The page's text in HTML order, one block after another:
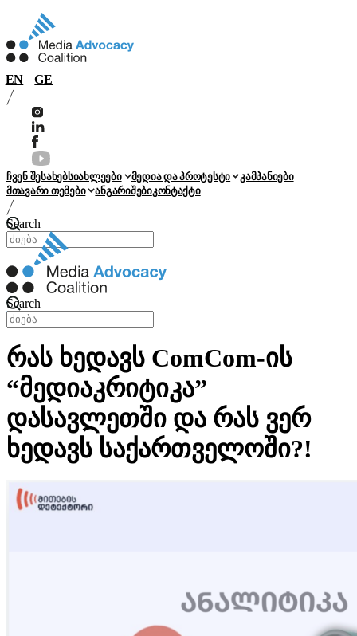
EN GE
ჩვენ შესახებსიახლეები მედია და პროტესტი
კამპანიები
მთავარი თემები
ანგარიშებიკონტაქტი
Search
Search
რას ხედავს ComCom-ის
“მედიაკრიტიკა”
დასავლეთში და რას ვერ
ხედავს საქართველოში?!